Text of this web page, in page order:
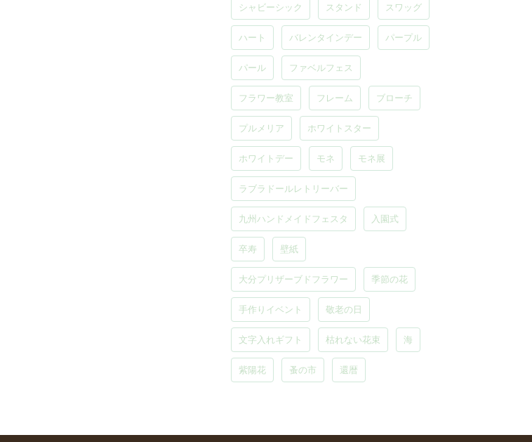
シャビーシック スタンド スワッグ
ハート バレンタインデー パープル
パール ファベルフェス
フラワー教室 フレーム ブローチ
プルメリア ホワイトスター
ホワイトデー モネ モネ展
ラブラドールレトリーバー
九州ハンドメイドフェスタ 入園式
卒寿 壁紙
大分プリザーブドフラワー 季節の花
手作りイベント 敬老の日
文字入れギフト 枯れない花束 海
紫陽花 蚤の市 還暦